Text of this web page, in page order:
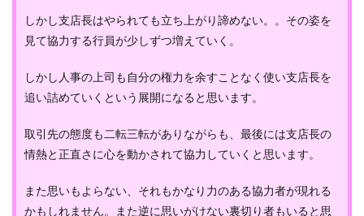
しかし支店長はやられても立ち上がり諦めない。。その姿を
見て協力する行員が少しずつ増えていく。
しかし人事の上司も自分の権力を余すことなく使い支店長を
追い詰めていくという展開になると思います。
取引先の態度も二転三転がありながらも、最後には支店長の
情熱と正直さに心を動かされて協力していくと思います。
また思いもよらない、それもかなり力のある協力者が現れる
かもしれません。また逆に思いがけない裏切り者もいると思